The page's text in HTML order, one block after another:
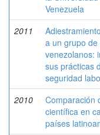
Venezuela
2011
a un grupo
venezolanos:
sus prácticas
seguridad
2010
Comparación
científica en
países